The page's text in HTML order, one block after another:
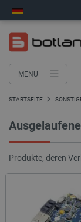
MENU
STARTSEITE
Produkte, deren